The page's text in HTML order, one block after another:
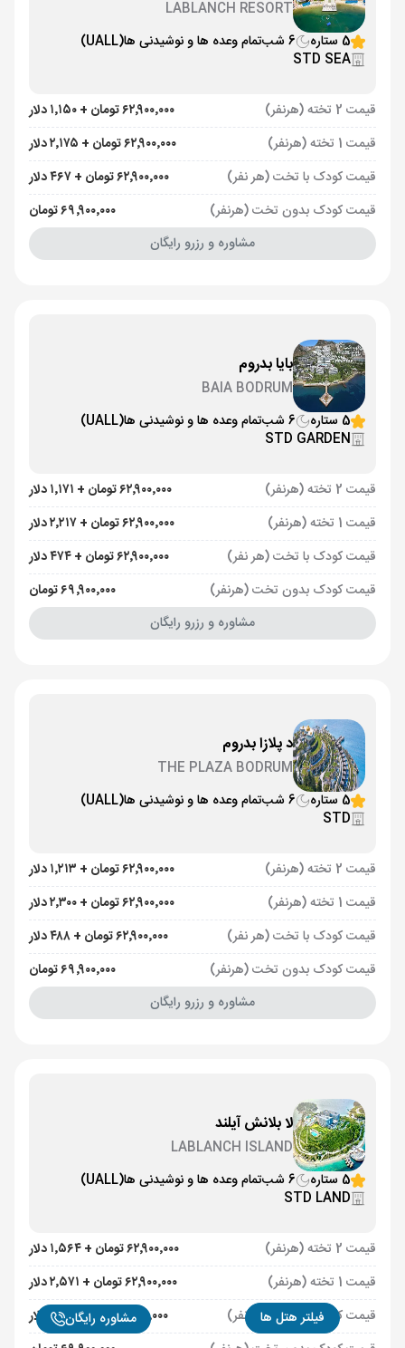
فیلتر هتل ها
LABLANCH RESORT
5 ستاره
6 شب تمام وعده ها و نوشیدنی ها(UALL)
STD SEA
قیمت 2 تخته (هرنفر)
۶۲٬۹۰۰٬۰۰۰ تومان + ۱٬۱۵۰ دلار
قیمت 1 تخته (هرنفر)
۶۲٬۹۰۰٬۰۰۰ تومان + ۲٬۱۷۵ دلار
قیمت کودک با تخت (هر نفر)
۶۲٬۹۰۰٬۰۰۰ تومان + ۴۶۷ دلار
قیمت کودک بدون تخت (هرنفر)
۶۹٬۹۰۰٬۰۰۰ تومان
مشاوره و رزرو رایگان
بایا بدروم
BAIA BODRUM
5 ستاره
6 شب تمام وعده ها و نوشیدنی ها(UALL)
STD GARDEN
قیمت 2 تخته (هرنفر)
۶۲٬۹۰۰٬۰۰۰ تومان + ۱٬۱۷۱ دلار
قیمت 1 تخته (هرنفر)
۶۲٬۹۰۰٬۰۰۰ تومان + ۲٬۲۱۷ دلار
قیمت کودک با تخت (هر نفر)
۶۲٬۹۰۰٬۰۰۰ تومان + ۴۷۴ دلار
قیمت کودک بدون تخت (هرنفر)
۶۹٬۹۰۰٬۰۰۰ تومان
مشاوره و رزرو رایگان
د پلازا بدروم
THE PLAZA BODRUM
5 ستاره
6 شب تمام وعده ها و نوشیدنی ها(UALL)
STD
قیمت 2 تخته (هرنفر)
۶۲٬۹۰۰٬۰۰۰ تومان + ۱٬۲۱۳ دلار
قیمت 1 تخته (هرنفر)
۶۲٬۹۰۰٬۰۰۰ تومان + ۲٬۳۰۰ دلار
قیمت کودک با تخت (هر نفر)
۶۲٬۹۰۰٬۰۰۰ تومان + ۴۸۸ دلار
قیمت کودک بدون تخت (هرنفر)
۶۹٬۹۰۰٬۰۰۰ تومان
مشاوره و رزرو رایگان
لا بلانش آیلند
LABLANCH ISLAND
5 ستاره
6 شب تمام وعده ها و نوشیدنی ها(UALL)
STD LAND
قیمت 2 تخته (هرنفر)
۶۲٬۹۰۰٬۰۰۰ تومان + ۱٬۵۶۴ دلار
قیمت 1 تخته (هرنفر)
۶۲٬۹۰۰٬۰۰۰ تومان + ۲٬۵۷۱ دلار
قیمت کودک با تخت (هر نفر)
۶۲٬۹۰۰٬۰۰۰ تومان + ۶۰۵ دلارمشاوره رایگان